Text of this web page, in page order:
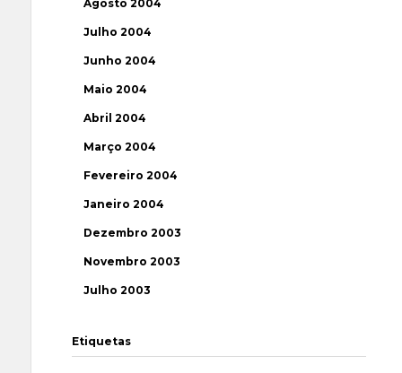
Agosto 2004
Julho 2004
Junho 2004
Maio 2004
Abril 2004
Março 2004
Fevereiro 2004
Janeiro 2004
Dezembro 2003
Novembro 2003
Julho 2003
Etiquetas